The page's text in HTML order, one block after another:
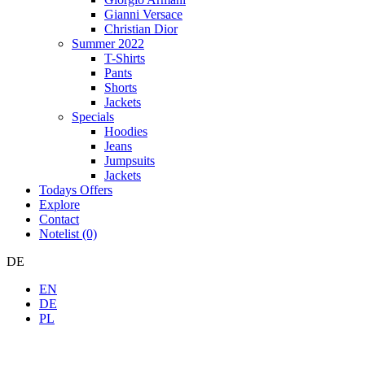
Gianni Versace
Christian Dior
Summer 2022
T-Shirts
Pants
Shorts
Jackets
Specials
Hoodies
Jeans
Jumpsuits
Jackets
Todays Offers
Explore
Contact
Notelist (0)
DE
EN
DE
PL